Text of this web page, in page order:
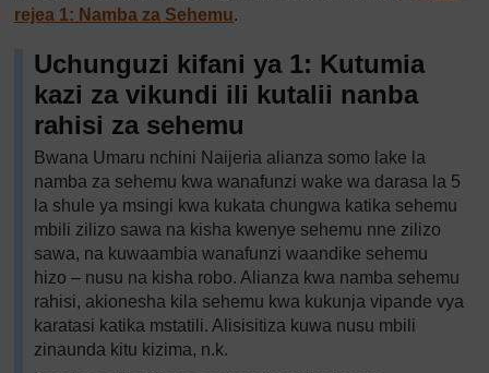
rejea 1: Namba za Sehemu.
Uchunguzi kifani ya 1: Kutumia
kazi za vikundi ili kutalii nanba
rahisi za sehemu
Bwana Umaru nchini Naijeria alianza somo lake la
namba za sehemu kwa wanafunzi wake wa darasa la 5
la shule ya msingi kwa kukata chungwa katika sehemu
mbili zilizo sawa na kisha kwenye sehemu nne zilizo
sawa, na kuwaambia wanafunzi waandike sehemu
hizo – nusu na kisha robo. Alianza kwa namba sehemu
rahisi, akionesha kila sehemu kwa kukunja vipande vya
karatasi katika mstatili. Alisisitiza kuwa nusu mbili
zinaunda kitu kizima, n.k.